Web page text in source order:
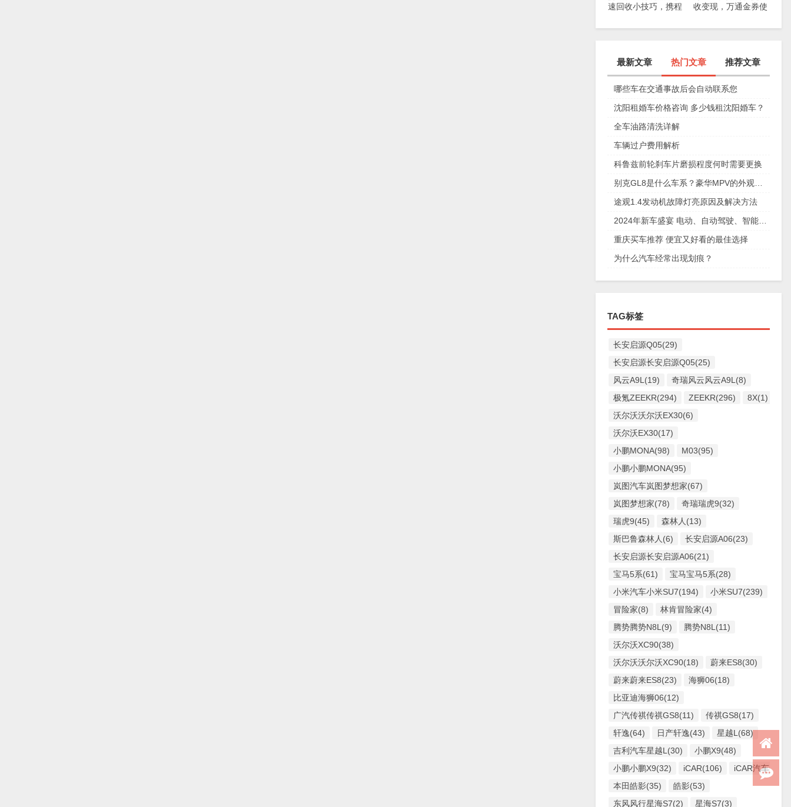
速回收小技巧，携程
收变现，万通金券使
最新文章 热门文章 推荐文章
哪些车在交通事故后会自动联系您
沈阳租婚车价格咨询 多少钱租沈阳婚车？
全车油路清洗详解
车辆过户费用解析
科鲁兹前轮刹车片磨损程度何时需要更换
途观1.4发动机故障灯亮原因及解决方法
重庆买车推荐 便宜又好看的最佳选择
为什么汽车经常出现划痕？
TAG标签
长安启源Q05(29)
长安启源长安启源Q05(25)
风云A9L(19)
奇瑞风云风云A9L(8)
极氪ZEEKR(294)
ZEEKR(296)
8X(1)
沃尔沃沃尔沃EX30(6)
沃尔沃EX30(17)
小鹏MONA(98)
M03(95)
小鹏小鹏MONA(95)
岚图汽车岚图梦想家(67)
岚图梦想家(78)
奇瑞瑞虎9(32)
瑞虎9(45)
森林人(13)
斯巴鲁森林人(6)
长安启源A06(23)
长安启源长安启源A06(21)
宝马5系(61)
宝马宝马5系(28)
小米汽车小米SU7(194)
小米SU7(239)
冒险家(8)
林肯冒险家(4)
腾势腾势N8L(9)
腾势N8L(11)
沃尔沃XC90(38)
沃尔沃沃尔沃XC90(18)
蔚来ES8(30)
蔚来蔚来ES8(23)
海狮06(18)
比亚迪海狮06(12)
广汽传祺传祺GS8(11)
传祺GS8(17)
轩逸(64)
日产轩逸(43)
星越L(68)
吉利汽车星越L(30)
小鹏X9(48)
小鹏小鹏X9(32)
iCAR(106)
iCAR汽车
本田皓影(35)
皓影(53)
东风风行星海S7(2)
星海S7(3)